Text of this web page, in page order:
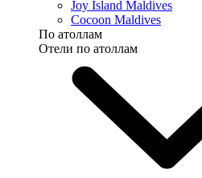
Joy Island Maldives
Cocoon Maldives
По атоллам
Отели по атоллам